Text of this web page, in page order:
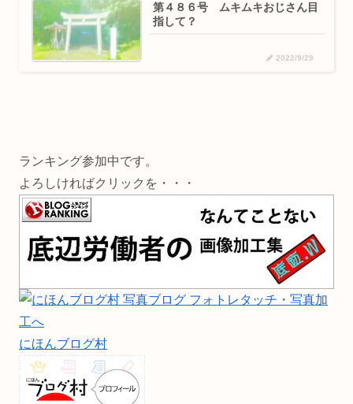
第４８６号 ムキムキおじさん目
指して？
2022/9/29
ランキング参加中です。
よろしければクリックを・・・
にほんブログ村